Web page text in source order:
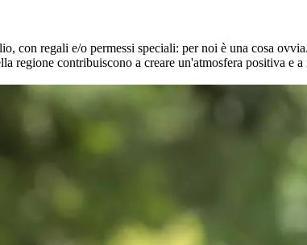
con regali e/o permessi speciali: per noi è una cosa
contribuiscono a creare un'atmosfera positiva e